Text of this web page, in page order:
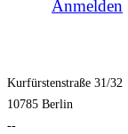
Anmelden
Kurfürstenstraße 31/32
10785 Berlin
--